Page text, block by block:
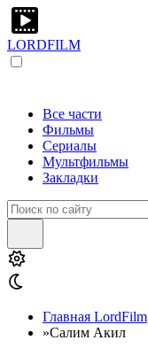
LORDFILM
Все части
Фильмы
Сериалы
Мультфильмы
Закладки
Главная LordFilm
»Салим Акил